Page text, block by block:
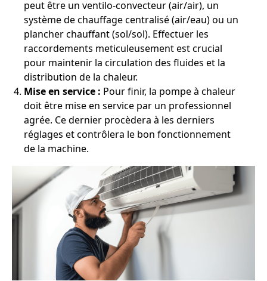
peut être un ventilo-convecteur (air/air), un
système de chauffage centralisé (air/eau) ou un
plancher chauffant (sol/sol). Effectuer les
raccordements meticuleusement est crucial
pour maintenir la circulation des fluides et la
distribution de la chaleur.
Mise en service : Pour finir, la pompe à chaleur
doit être mise en service par un professionnel
agrée. Ce dernier procèdera à les derniers
réglages et contrôlera le bon fonctionnement
de la machine.